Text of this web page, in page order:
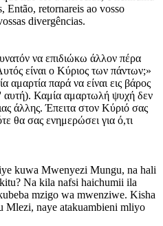
Então, retornareis ao vosso
divergências.
να επιδιώκω άλλον πέρα
είναι ο Κύριος των πάντων;»
αμαρτία παρά να είναι εις βάρος
αυτή). Καμία αμαρτωλή ψυχή δεν
άλλης. Έπειτα στον Κύριό σας
θα σας ενημερώσει για ό,τι
kuwa Mwenyezi Mungu, na hali
Na kila nafsi haichumii ila
mzigo wa mwenziwe. Kisha
Mlezi, naye atakuambieni mliyo